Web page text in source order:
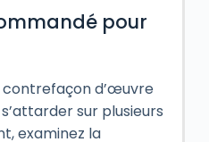
pour
contrefaçon d’œuvre
sur plusieurs
examinez la